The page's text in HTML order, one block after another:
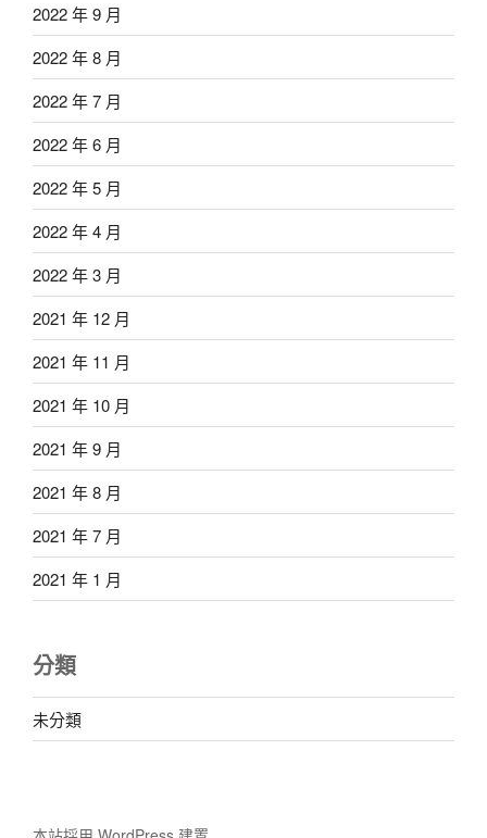
2022 年 9 月
2022 年 8 月
2022 年 7 月
2022 年 6 月
2022 年 5 月
2022 年 4 月
2022 年 3 月
2021 年 12 月
2021 年 11 月
2021 年 10 月
2021 年 9 月
2021 年 8 月
2021 年 7 月
2021 年 1 月
分類
未分類